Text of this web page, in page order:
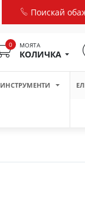
Поискай
0 МОЯТА
КОЛИЧКА
ИНСТРУМЕНТИ